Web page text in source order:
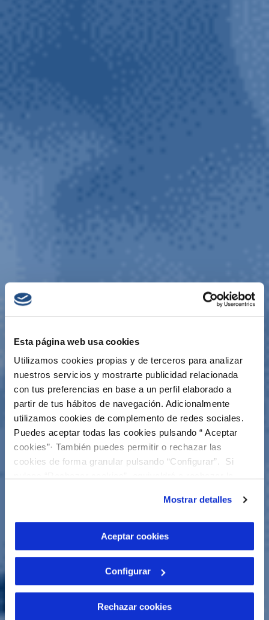
Esta página web usa cookies
Utilizamos cookies propias y de terceros para analizar
nuestros servicios y mostrarte publicidad relacionada
con tus preferencias en base a un perfil elaborado a
partir de tus hábitos de navegación. Adicionalmente
utilizamos cookies de complemento de redes sociales.
Puedes aceptar todas las cookies pulsando “ Aceptar
cookies”· También puedes permitir o rechazar las
cookies de forma granular pulsando “Configurar”. Si
son indispensables para que el sitio web funcione y que
más información en nuestraPolítica de Cookies
Mostrar detalles
Aceptar cookies
Configurar
Rechazar cookies